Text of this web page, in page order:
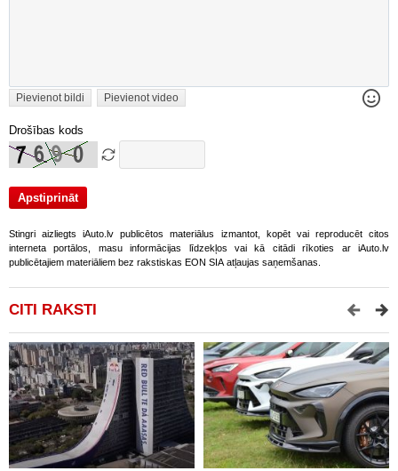
Pievienot bildi Pievienot video
Drošības kods
Stingri aizliegts iAuto.lv publicētos materiālus izmantot, kopēt vai reproducēt citos
interneta portālos, masu informācijas līdzekļos vai kā citādi rīkoties ar iAuto.lv
publicētajiem materiāliem bez rakstiskas EON SIA atļaujas saņemšanas.
CITI RAKSTI